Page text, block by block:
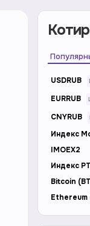
USDRUB
EURRUB
CNYRUB
Индекс
IMOEX2
Индекс
Bitcoin
Ethereum